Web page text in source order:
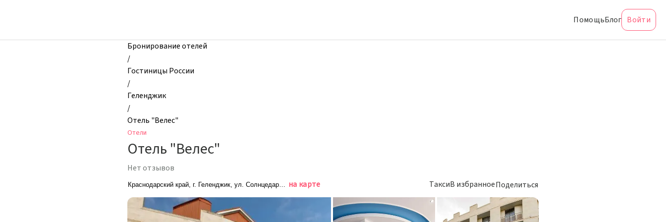
Отель
ПомощьБлог Войти
Бронирование отелей
/
Гостиницы России
/
Геленджик
/
Отель "Велес"
Отели
Отель "Велес"
Нет отзывов
Краснодарский край, г. Геленджик, ул. Солнцедарская, д. 1/1
на карте ТаксиВ избранноеПоделиться